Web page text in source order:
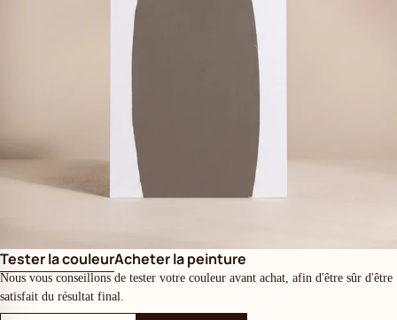
Tester la couleurAcheter la peinture
Nous vous conseillons de tester votre couleur avant achat, afin d'être sûr d'être
satisfait du résultat final.